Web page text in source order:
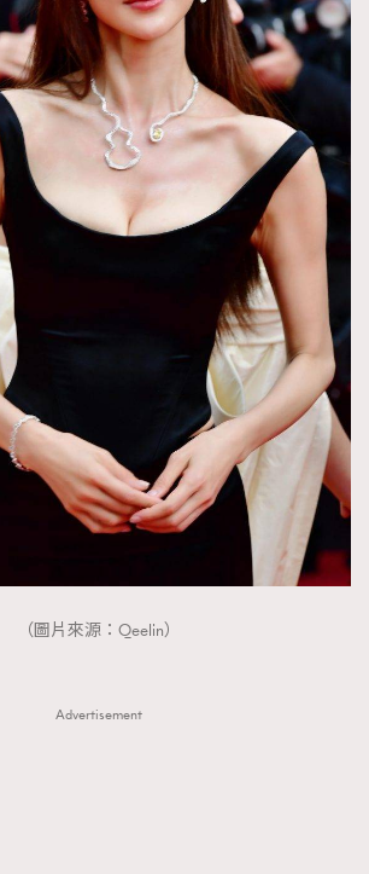
（圖片來源：Qeelin）
Advertisement